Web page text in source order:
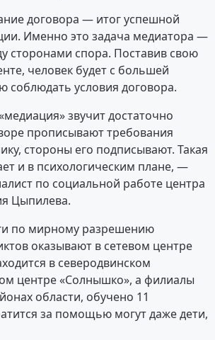
договора — итог успешной
Именно это задача медиатора —
сторонами спора. Поставив свою
человек будет с большей
соблюдать условия договора.
звучит достаточно
прописывают требования
стороны его подписывают. Такая
и в психологическим плане, —
по социальной работе центра
Цыпилева.
по мирному разрешению
оказывают в сетевом центре
в северодвинском
центре «Солнышко», а филиалы
области, обучено 11
за помощью могут даже дети,